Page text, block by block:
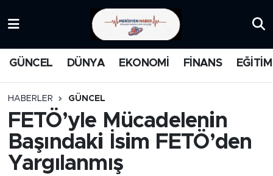
GÜNCEL DÜNYA EKONOMİ FİNANS EĞİTİM
HABERLER GÜNCEL
FETÖ’yle Mücadelenin
Başındaki İsim FETÖ’den
Yargılanmış
MANŞET
MEDYA
FİNANS
İstanbul Namaz Vakitleri
Trafik Durumu
Süper Lig Puan Durumu ve Fikstür